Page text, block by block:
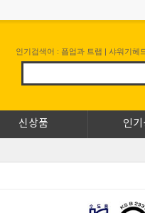
인기검색어 : 폽업과 트랩 | 샤워기헤
신상품 인